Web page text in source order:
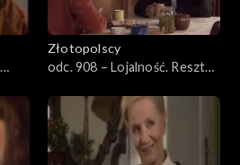
Złotopolscy
odc. 908 – Lojalność. Reszta